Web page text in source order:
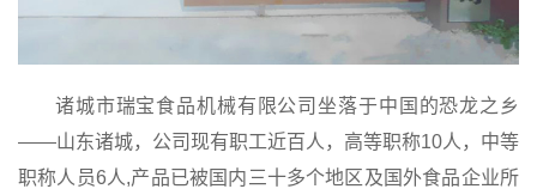
诸城市瑞宝食品机械有限公司坐落于中国的恐龙之乡
——山东诸城，公司现有职工近百人，高等职称10人，中等
职称人员6人,产品已被国内三十多个地区及国外食品企业所